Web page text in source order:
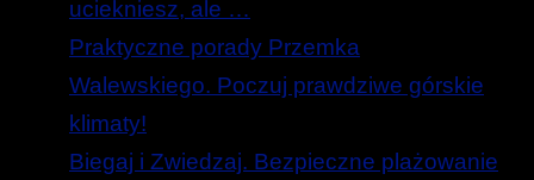
uciekniesz, ale …
Praktyczne porady Przemka
Walewskiego. Poczuj prawdziwe górskie
klimaty!
Biegaj i Zwiedzaj. Bezpieczne plażowanie